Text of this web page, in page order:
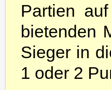
Partien
bietenden
Sieger in
1 oder 2